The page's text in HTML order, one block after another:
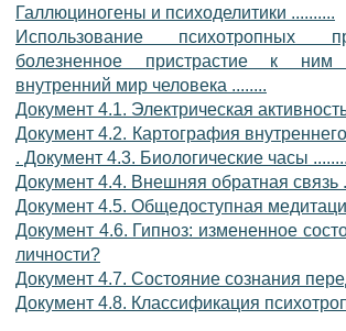
Галлюциногены и психоделитики ..........
Использование психотропных
болезненное пристрастие к
внутренний мир человека ........
Документ 4.1. Электрическая
Документ 4.2. Картография
. Документ 4.3. Биологические часы
Документ 4.4. Внешняя обратная связь
Документ 4.5. Общедоступная
Документ 4.6. Гипноз: измененное
личности?
Документ 4.7. Состояние сознания
Документ 4.8. Классификация